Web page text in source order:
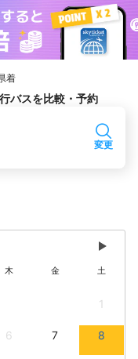
着
バスを比較・予約
変更
木 金 土
1
6 7 8